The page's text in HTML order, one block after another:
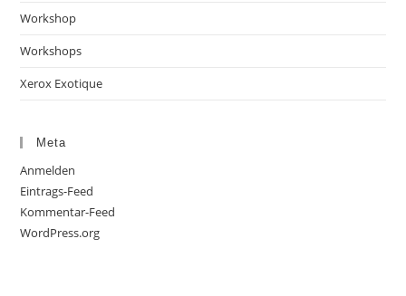
Workshop
Workshops
Xerox Exotique
Meta
Anmelden
Eintrags-Feed
Kommentar-Feed
WordPress.org